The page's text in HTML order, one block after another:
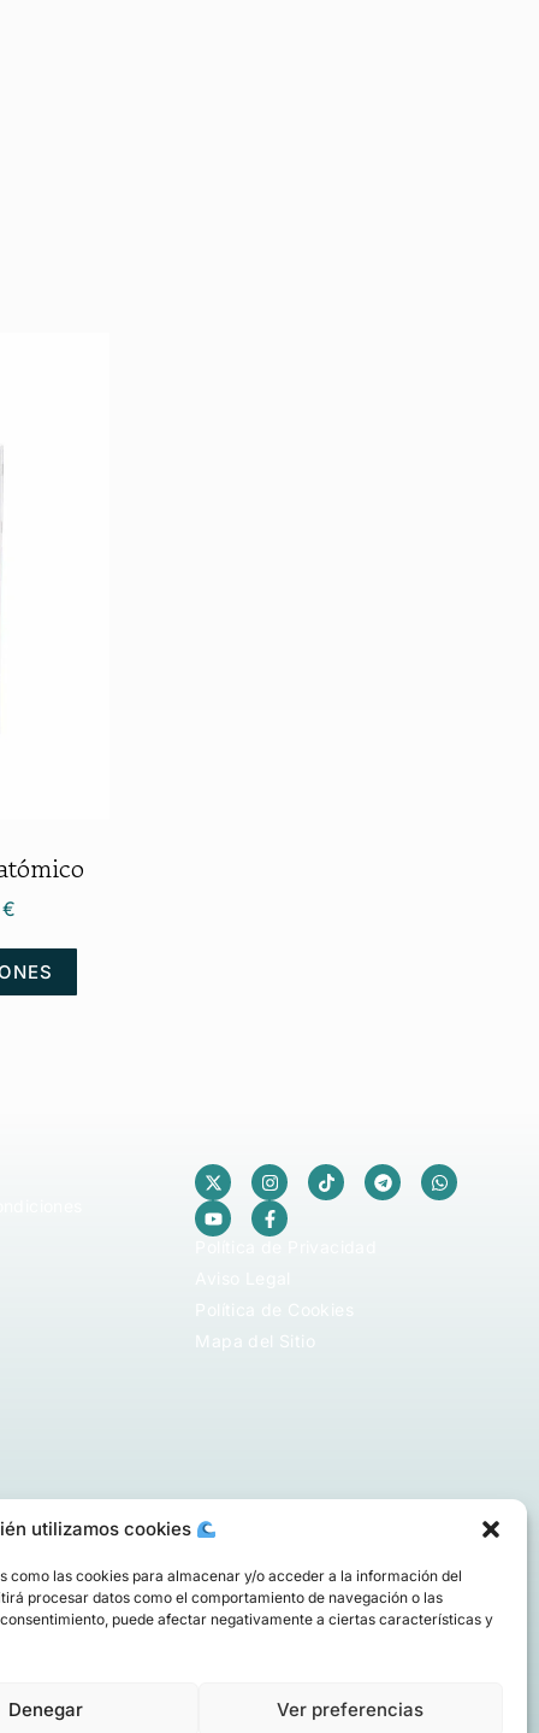
utilizamos cookies
las cookies para almacenar y/o acceder a la información del
procesar datos como el comportamiento de navegación o las
puede afectar negativamente a ciertas características y
Denegar Ver preferencias
€
Mapa del Sitio